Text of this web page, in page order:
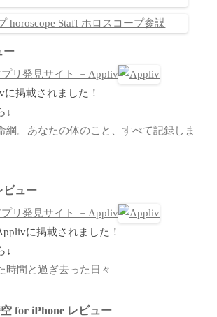
ー
プリ発見サイト －Appliv
に掲載されました！
↓
綱。あなたの体のこと、すべて記録しま
ビュー
プリ発見サイト －Appliv
に掲載されました！
↓
時間と過ぎ去った日々
for iPhone レビュー